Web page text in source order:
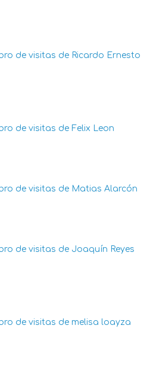
de visitas de Ricardo Ernesto
de visitas de Felix Leon
de visitas de Matias Alarcón
de visitas de Joaquín Reyes
de visitas de melisa loayza